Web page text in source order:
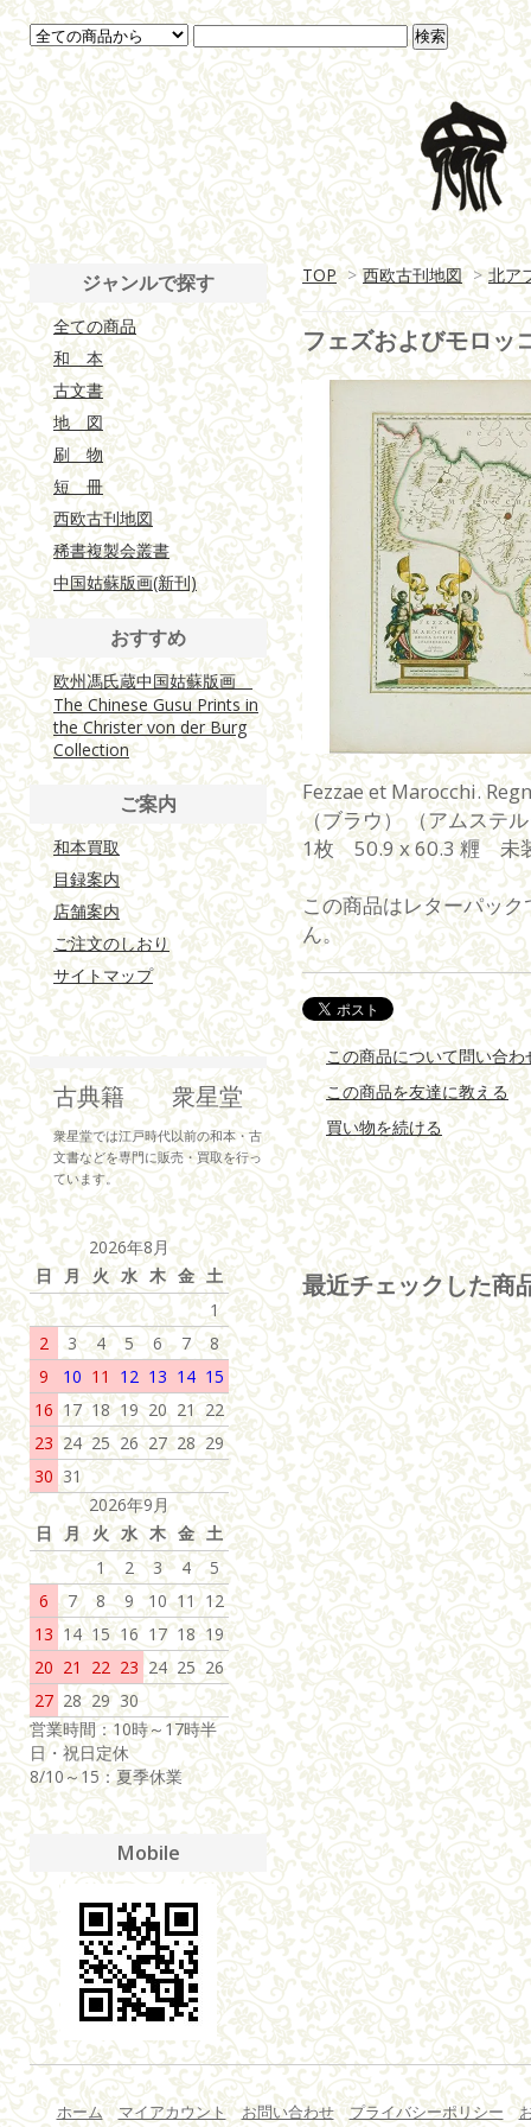
TOP > 西欧古刊地図 > 北ア
フェズおよびモロッ
Fezzae et Marocchi.
（ブラウ） （アムステ
1枚 50.9 x 60.3 糎
この商品はレターパッ
ん。
この商品について問い合わ
この商品を友達に教える
買い物を続ける
最近チェックした商
ジャンルで探す
全ての商品
和 本
古文書
地 図
刷 物
短 冊
西欧古刊地図
稀書複製会叢書
中国姑蘇版画(新刊)
おすすめ
欧州馮氏蔵中国姑蘇版画
The Chinese Gusu Prints in
the Christer von der Burg
Collection
ご案内
和本買取
目録案内
店舗案内
ご注文のしおり
サイトマップ
古典籍 衆星堂
衆星堂では江戸時代以前の和本・古
文書などを専門に販売・買取を行っ
ています。
2026年8月
日 月 火 水 木 金 土
1
2
3 4 5 6 7
8
9
10 11 12 13 14 15
16 17 18 19 20 21 22
23 24 25 26 27 28 29
30 31
2026年9月
日 月 火 水 木 金 土
1
2 3 4
5
6
7 8 9 10 11 12
13 14 15 16 17 18 19
20 21 22 23 24 25 26
27 28 29 30
営業時間：10時～17時半
日・祝日定休
8/10～15：夏季休業
Mobile
ホーム マイアカウント お問い合わせ プライバシーポリシー